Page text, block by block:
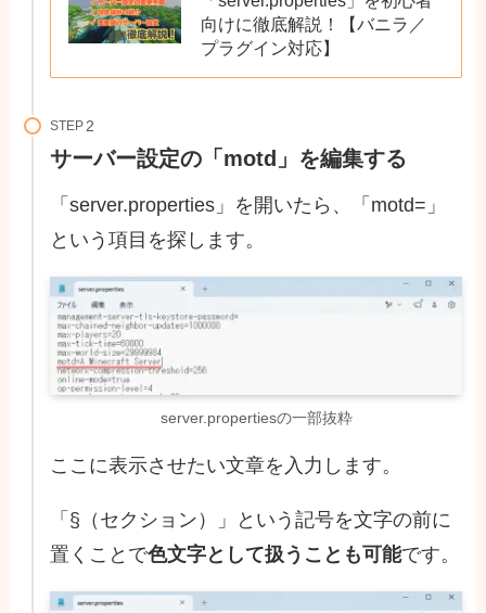
向けに徹底解説！【バニラ／
プラグイン対応】
STEP
サーバー設定の「motd」を編集する
「server.properties」を開いたら、「motd=」
という項目を探します。
server.propertiesの一部抜粋
ここに表示させたい文章を入力します。
「§（セクション）」という記号を文字の前に
置くことで色文字として扱うことも可能です。